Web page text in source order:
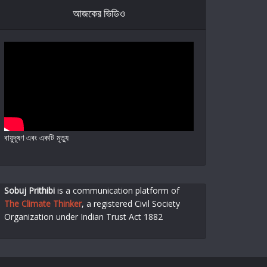
আজকের ভিডিও
বায়ুদূষণ এবং একটি মৃত্যু
Sobuj Prithibi is a communication platform of
The Climate Thinker,a registered Civil Society
Organization under Indian Trust Act 1882